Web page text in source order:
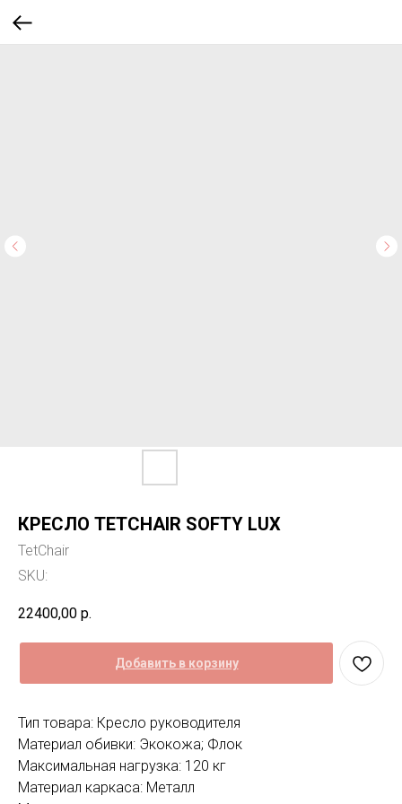
КРЕСЛО TETCHAIR SOFTY LUX
TetChair
SKU:
22400,00 р.
Добавить в корзину
Тип товара: Кресло руководителя
Материал обивки: Экокожа; Флок
Максимальная нагрузка: 120 кг
Материал каркаса: Металл